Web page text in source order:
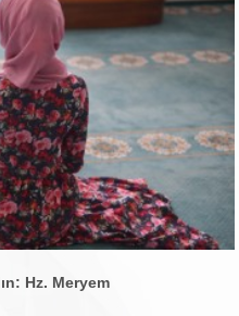
Hz. Meryem